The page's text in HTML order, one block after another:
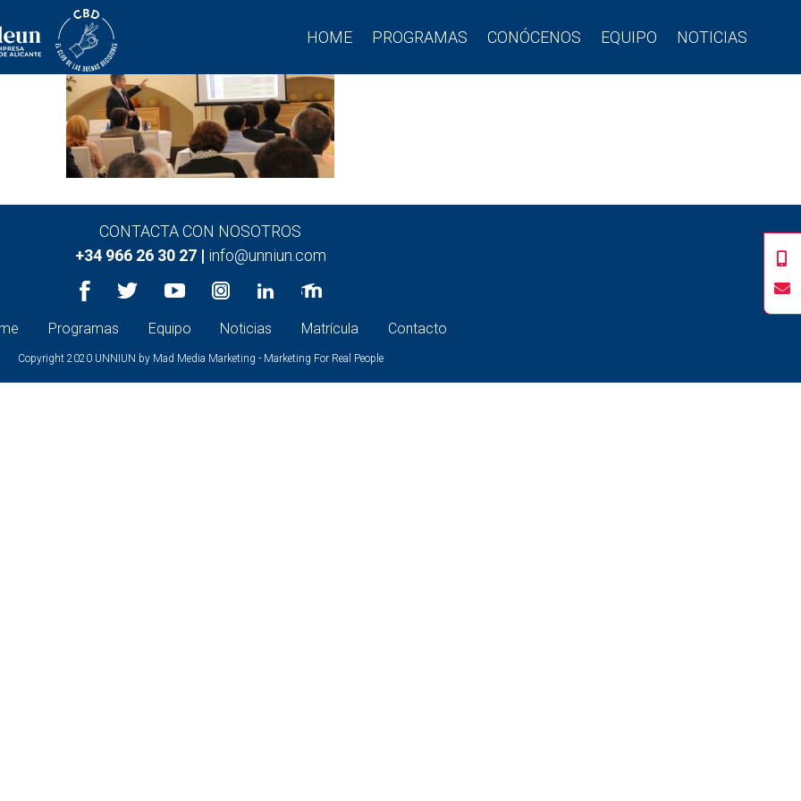
HOME PROGRAMAS CONÓCENOS EQUIPO NOTICIAS
CONTACTA CON NOSOTROS
+34 966 26 30 27 | info@unniun.com
Programas Equipo Noticias Matrícula Contacto
Copyright 2020 UNNIUN by Mad Media Marketing - Marketing For Real People